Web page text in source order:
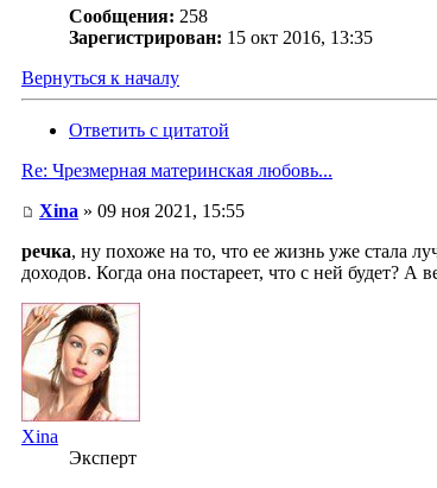
Сообщения: 258
Зарегистрирован: 15 окт 2016, 13:35
Вернуться к началу
Ответить с цитатой
Re: Чрезмерная материнская любовь...
Xina » 09 ноя 2021, 15:55
речка, ну похоже на то, что ее жизнь уже стала
доходов. Когда она постареет, что с ней будет?
Xina
Эксперт